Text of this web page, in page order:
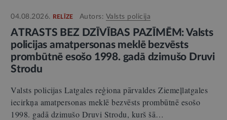
04.08.2026. RELĪZE Autors: Valsts policija
ATRASTS BEZ DZĪVĪBAS PAZĪMĒM: Valsts
policijas amatpersonas meklē bezvēsts
prombūtnē esošo 1998. gadā dzimušo Druvi
Strodu
Valsts policijas Latgales reģiona pārvaldes Ziemeļlatgales
iecirkņa amatpersonas meklē bezvēsts prombūtnē esošo
1998. gadā dzimušo Druvi Strodu, kurš šā…